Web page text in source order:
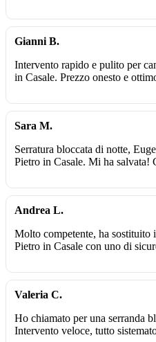
Gianni B.
Intervento rapido e pulito per
in Casale. Prezzo onesto e
Sara M.
Serratura bloccata di notte,
Pietro in Casale. Mi ha salvata!
Andrea L.
Molto competente, ha sostituito
Pietro in Casale con uno di
Valeria C.
Ho chiamato per una serranda
Intervento veloce, tutto